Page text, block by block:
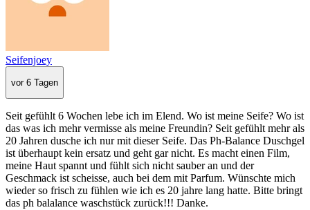
Seifenjoey
vor 6 Tagen
Seit gefühlt 6 Wochen lebe ich im Elend. Wo ist meine Seife? Wo ist
das was ich mehr vermisse als meine Freundin? Seit gefühlt mehr als
20 Jahren dusche ich nur mit dieser Seife. Das Ph-Balance Duschgel
ist überhaupt kein ersatz und geht gar nicht. Es macht einen Film,
meine Haut spannt und fühlt sich nicht sauber an und der
Geschmack ist scheisse, auch bei dem mit Parfum. Wünschte mich
wieder so frisch zu fühlen wie ich es 20 jahre lang hatte. Bitte bringt
das ph balalance waschstück zurück!!! Danke.